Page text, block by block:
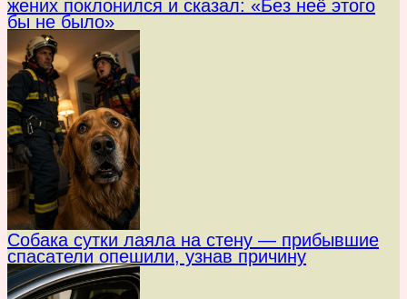
жених поклонился и сказал: «Без неё этого
бы не было»
Собака сутки лаяла на стену — прибывшие
спасатели опешили, узнав причину